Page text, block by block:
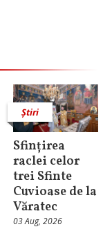
Știri
Sfințirea
raclei celor
trei Sfinte
Cuvioase de la
Văratec
03 Aug, 2026